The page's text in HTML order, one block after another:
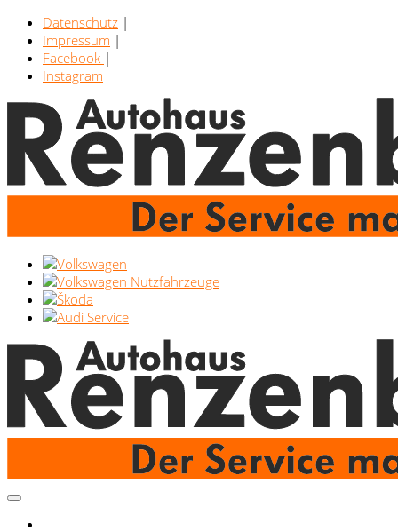
Datenschutz |
Impressum |
Facebook |
Instagram